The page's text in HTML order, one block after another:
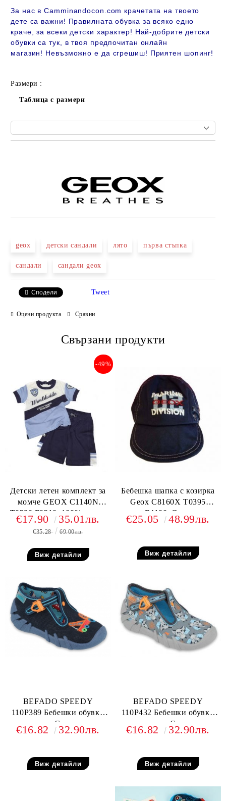
За нас в Camminandocon.com крачетата на твоето
дете са важни! Правилната обувка за всяко едно
краче, за всеки детски характер! Най-добрите детски
обувки са тук, в твоя предпочитан онлайн
магазин! Невъзможно е да сгрешиш! Приятен шопинг!
Размери :
Таблица с размери
geox детски сандали лято първа стъпка
сандали сандали geox
Сподели Tweet
Оцени продукта Сравни
Свързани продукти
Детски летен комплект за
момче GEOX C1140N
T0292 F0210, 100% памук
-49%
€17.90 35.01лв.
€35.28 69.00лв.
Виж детайли
Бебешка шапка с козирка
Geox C8160X T0395
F4100, Синя
€25.05 48.99лв.
Виж детайли
BEFADO SPEEDY
110P389 Бебешки обувки
от текстил, С камиончета
€16.82 32.90лв.
Виж детайли
BEFADO SPEEDY
110P432 Бебешки обувки
от текстил, С прилепи
€16.82 32.90лв.
Виж детайли